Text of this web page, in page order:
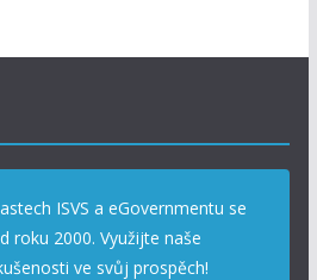
ISVS a eGovernmentu se
roku 2000. Využijte naše
ve svůj prospěch!